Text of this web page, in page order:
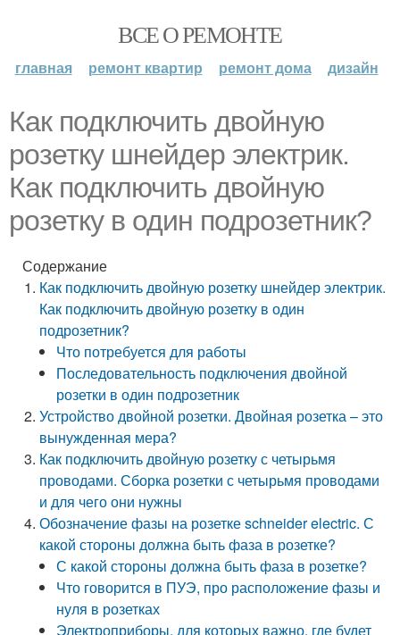
ВСЕ О РЕМОНТЕ
главная ремонт квартир ремонт дома дизайн
Как подключить двойную
розетку шнейдер электрик.
Как подключить двойную
розетку в один подрозетник?
Содержание
Как подключить двойную розетку шнейдер электрик.
Как подключить двойную розетку в один
подрозетник?
Что потребуется для работы
Последовательность подключения двойной
розетки в один подрозетник
Устройство двойной розетки. Двойная розетка – это
вынужденная мера?
Как подключить двойную розетку с четырьмя
проводами. Сборка розетки с четырьмя проводами
и для чего они нужны
Обозначение фазы на розетке schneider electric. С
какой стороны должна быть фаза в розетке?
С какой стороны должна быть фаза в розетке?
Что говорится в ПУЭ, про расположение фазы и
нуля в розетках
Электроприборы, для которых важно, где будет